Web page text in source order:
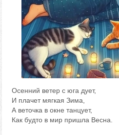
Осенний ветер с юга дует,
И плачет мягкая Зима,
А веточка в окне танцует,
Как будто в мир пришла Весна.